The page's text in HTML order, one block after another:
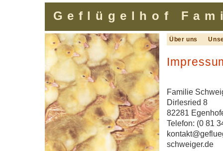
Geflügelhof
Über uns
Familie
Dirlesried 8
82281
Telefon: (0 81
schweiger.de